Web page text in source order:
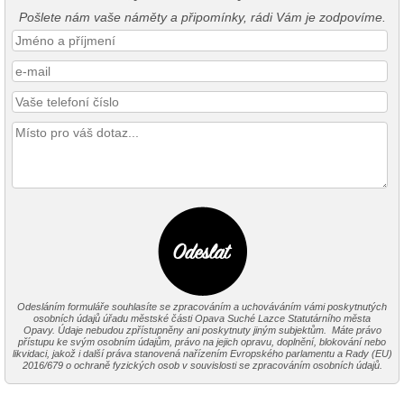
Pošlete nám vaše náměty a připomínky, rádi Vám je zodpovíme.
Odesláním formuláře souhlasíte se zpracováním a uchováváním vámi poskytnutých
osobních údajů úřadu městské části Opava Suché Lazce Statutárního města
Opavy. Údaje nebudou zpřístupněny ani poskytnuty jiným subjektům. Máte právo
přístupu ke svým osobním údajům, právo na jejich opravu, doplnění, blokování nebo
likvidaci, jakož i další práva stanovená nařízením Evropského parlamentu a Rady (EU)
2016/679 o ochraně fyzických osob v souvislosti se zpracováním osobních údajů.